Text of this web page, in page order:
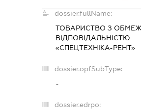
dossier.fullName:
ТОВАРИСТВО З
ВІДПОВІДАЛЬНІСТЮ
«СПЕЦТЕХНІКА-РЕНТ»
dossier.opfSubType:
-
dossier.edrpo: